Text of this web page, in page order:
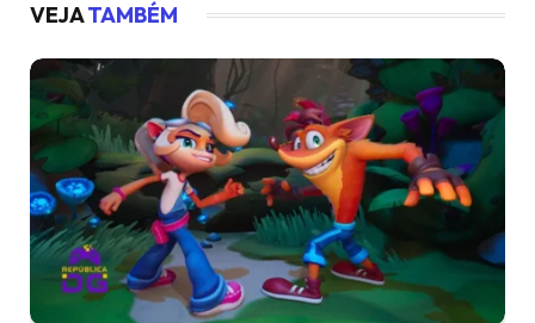
VEJATAMBÉM